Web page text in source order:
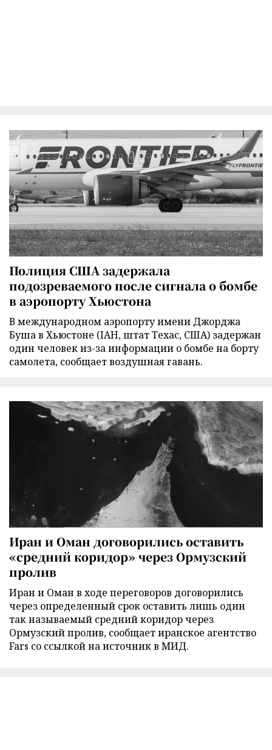
Полиция США задержала
подозреваемого после сигнала о бомбе
в аэропорту Хьюстона
В международном аэропорту имени Джорджа
Буша в Хьюстоне (IAH, штат Техас, США) задержан
один человек из-за информации о бомбе на борту
самолета, сообщает воздушная гавань.
Иран и Оман договорились оставить
«средний коридор» через Ормузский
пролив
Иран и Оман в ходе переговоров договорились
через определенный срок оставить лишь один
так называемый средний коридор через
Ормузский пролив, сообщает иранское агентство
Fars со ссылкой на источник в МИД.